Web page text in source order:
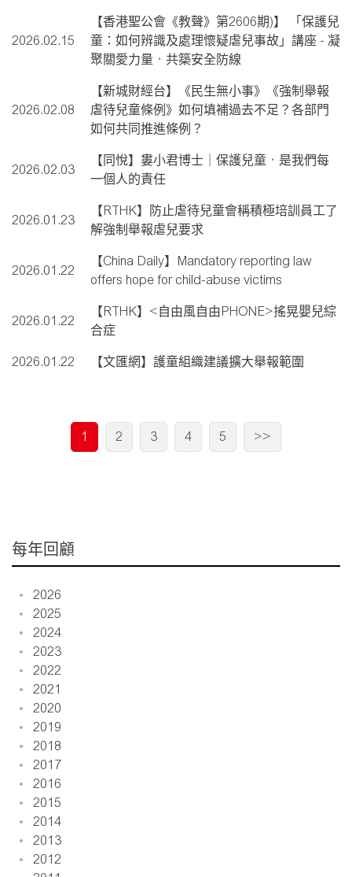
2026.02.15
【香港聖公會《教聲》第2606期)】 「保護兒
童：如何辨識及處理懷疑虐兒事故」講座 - 凝
聚關愛力量，共築安全防線
2026.02.08
【新城財經台】《民生無小事》《強制舉報
虐待兒童條例》如何填補過去不足？各部門
如何共同推進條例？
2026.02.03
【同悅】婁小君博士｜保護兒童，是我們每
一個人的責任
2026.01.23
【RTHK】防止虐待兒童會稱積極培訓員工了
解強制舉報虐兒要求
2026.01.22
【China Daily】Mandatory reporting law
offers hope for child-abuse victims
2026.01.22
【RTHK】<自由風自由PHONE>搖晃嬰兒綜
合症
2026.01.22 【文匯網】護童組織建議擴大舉報範圍
1 2 3 4 5 >>
每年回顧
2026
2025
2024
2023
2022
2021
2020
2019
2018
2017
2016
2015
2014
2013
2012